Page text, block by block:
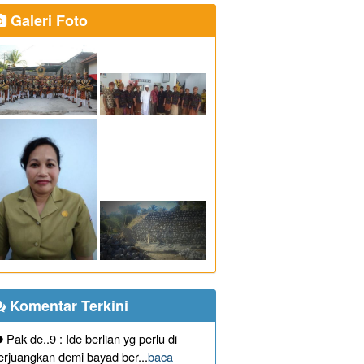
Galeri Foto
Komentar Terkini
Pak de..9 : Ide berlian yg perlu di
demi bayad ber...baca